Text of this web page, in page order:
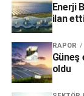
Enerji
ilan
RAPOR
Güneş
oldu